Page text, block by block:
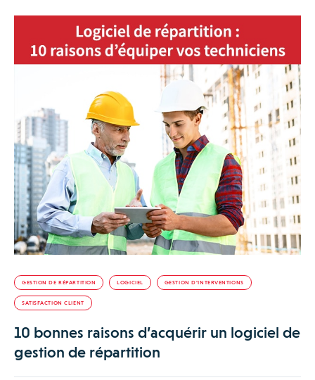
GESTION DE RÉPARTITION LOGICIEL GESTION D’INTERVENTIONS
SATISFACTION CLIENT
10 bonnes raisons d’acquérir un logiciel de
gestion de répartition